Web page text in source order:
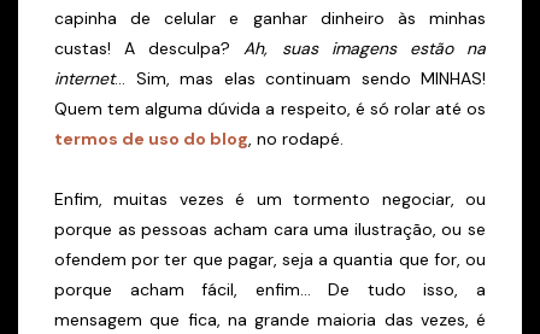
capinha de celular e ganhar dinheiro às minhas
custas! A desculpa? Ah, suas imagens estão na
internet... Sim, mas elas continuam sendo MINHAS!
Quem tem alguma dúvida a respeito, é só rolar até os
termos de uso do blog , no rodapé.
Enfim, muitas vezes é um tormento negociar, ou
porque as pessoas acham cara uma ilustração, ou se
ofendem por ter que pagar, seja a quantia que for, ou
porque acham fácil, enfim... De tudo isso, a
mensagem que fica, na grande maioria das vezes, é